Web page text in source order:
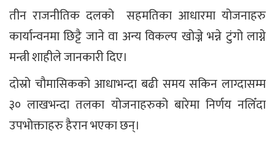
तीन राजनीतिक दलको सहमतिका आधारमा योजनाहरु
कार्यान्वनमा छिट्टै जाने वा अन्य विकल्प खोज्ने भन्ने टुंगो लाग्ने
मन्त्री शाहीले जानकारी दिए।
दोस्रो चौमासिकको आधाभन्दा बढी समय सकिन लाग्दासम्म
३० लाखभन्दा तलका योजनाहरुको बारेमा निर्णय नलिँदा
उपभोक्ताहरु हैरान भएका छन्।